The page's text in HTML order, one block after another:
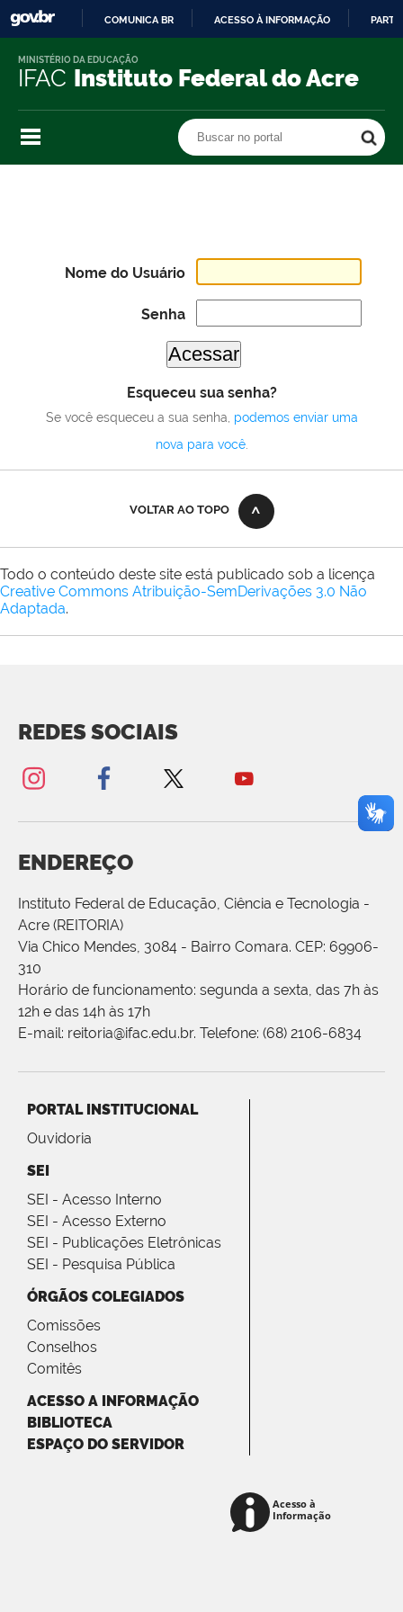
O
COMUNICA BR ACESSO À INFORMAÇÃO
IFAC Instituto Federal do Acre
MINISTÉRIO DA EDUCAÇÃO
Buscar no portal
Nome do Usuário
Senha
Esqueceu sua senha?
Se você esqueceu a sua senha, podemos enviar uma
nova para você.
VOLTAR AO TOPO
Todo o conteúdo deste site está publicado sob a licença
Creative Commons Atribuição-SemDerivações 3.0 Não
Adaptada.
REDES SOCIAIS
ENDEREÇO
Instituto Federal de Educação, Ciência e Tecnologia -
Acre (REITORIA)
Via Chico Mendes, 3084 - Bairro Comara. CEP: 69906-
310
Horário de funcionamento: segunda a sexta, das 7h às
12h e das 14h às 17h
E-mail: reitoria@ifac.edu.br. Telefone: (68) 2106-6834
PORTAL INSTITUCIONAL
Ouvidoria
SEI
SEI - Acesso Interno
SEI - Acesso Externo
SEI - Publicações Eletrônicas
SEI - Pesquisa Pública
ÓRGÃOS COLEGIADOS
Comissões
Conselhos
Comitês
ACESSO A INFORMAÇÃO
BIBLIOTECA
ESPAÇO DO SERVIDOR